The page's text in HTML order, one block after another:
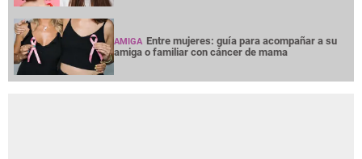
AMIGA Entre mujeres: guía para acompañar a su
amiga o familiar con cáncer de mama